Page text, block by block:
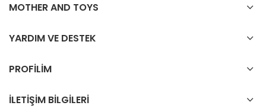
MOTHER AND TOYS
YARDIM VE DESTEK
PROFİLİM
İLETİŞİM BİLGİLERİ